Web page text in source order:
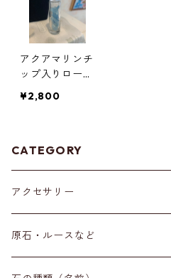
アクアマリンチ
ップ入りロール
¥2,800
CATEGORY
アクセサリー
ブレスレット
原石・ルースなど